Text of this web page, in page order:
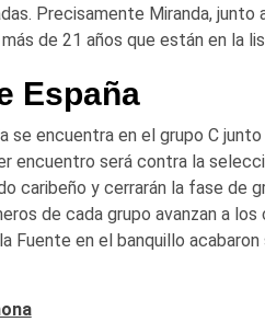
Precisamente Miranda, junto
de 21 años que están en la
España
se encuentra en el grupo C junto
encuentro será contra la
caribeño y cerrarán la fase de
de cada grupo avanzan a
Fuente en el banquillo